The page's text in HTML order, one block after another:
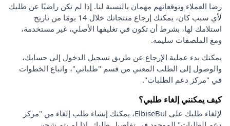
رضا العملاء وتوقعاتهم مهمان بالنسبة لنا. إذا لم تكن راضيًا عن طلبك
لأي سبب كان، يمكنك إرجاع منتجاتك خلال 14 يومًا من تاريخ
استلامك لها، بشرط أن تكون في تغليفها الأصلي، غير مستخدمة،
ومع الملصقات سليمة.
يمكنك بدء عملية الإرجاع عن طريق تسجيل الدخول إلى حسابك،
والوصول إلى الطلب المعني من قسم "طلباتي"، واتباع الخطوات
في "مركز دعم الطلبات".
كيف يمكنني إلغاء طلبي؟
لإلغاء طلبك على ElbiseBul، يمكنك إنشاء طلب إلغاء من "مركز